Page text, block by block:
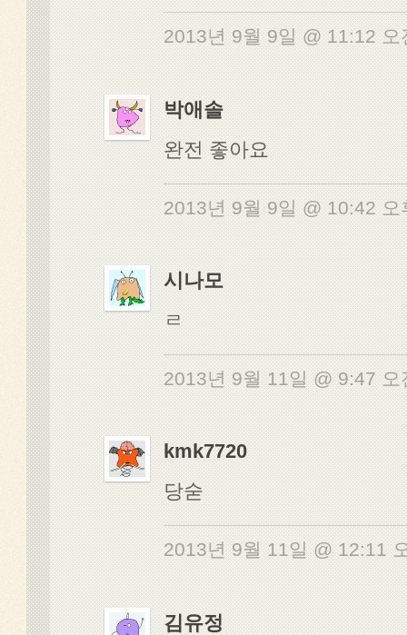
2013년 9월 9일 @ 11:12
박애솔
완전 좋아요
2013년 9월 9일 @ 10:42
시나모
ㄹ
2013년 9월 11일 @ 9:47
kmk7720
당숟
2013년 9월 11일 @ 12:11
김유정